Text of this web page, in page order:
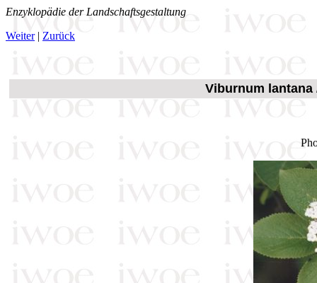
Enzyklopädie der Landschaftsgestaltung
Weiter| Zurück
Viburnum